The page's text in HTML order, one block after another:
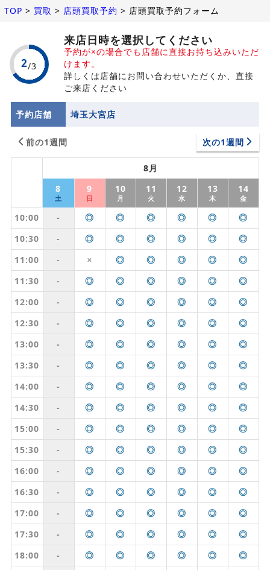
TOP > 買取 > 店頭買取予約 > 店頭買取予約フォーム
来店日時を選択してください
予約が×の場合でも店舗に直接お持ち込みいただ
けます。
詳しくは店舗にお問い合わせいただくか、直接
ご来店ください
予約店舗 埼玉大宮店
前の1週間 次の1週間
8月
8
土
9
日
10
月
11
火
12
水
13
木
14
金
10:00 - ◎ ◎ ◎ ◎ ◎
◎
10:30
- ◎ ◎ ◎ ◎ ◎
◎
11:00
- ✕ ◎ ◎ ◎ ◎
◎
11:30
- ◎ ◎ ◎ ◎ ◎
◎
12:00
- ◎ ◎ ◎ ◎ ◎
◎
12:30
- ◎ ◎ ◎ ◎ ◎
◎
13:00
- ◎ ◎ ◎ ◎ ◎
◎
13:30
- ◎ ◎ ◎ ◎ ◎
◎
14:00
- ◎ ◎ ◎ ◎ ◎
◎
14:30
- ◎ ◎ ◎ ◎ ◎
◎
15:00
- ◎ ◎ ◎ ◎ ◎
◎
15:30
- ◎ ◎ ◎ ◎ ◎
◎
16:00
- ◎ ◎ ◎ ◎ ◎
◎
16:30
- ◎ ◎ ◎ ◎ ◎
◎
17:00
- ◎ ◎ ◎ ◎ ◎
◎
17:30
- ◎ ◎ ◎ ◎ ◎
◎
18:00
- ◎ ◎ ◎ ◎ ◎
◎